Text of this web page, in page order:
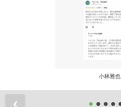
小林雅也